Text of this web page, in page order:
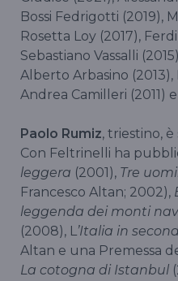
Bossi Fedrigotti (2019),
Rosetta Loy (2017),
Sebastiano Vassalli
Alberto Arbasino (2013),
Andrea Camilleri (2011)
Paolo Rumiz, triestino,
Con Feltrinelli ha
leggera (2001), Tre
Francesco Altan; 2002),
leggenda dei monti
(2008), L’Italia in
Altan e una Premessa
La cotogna di Istanbul